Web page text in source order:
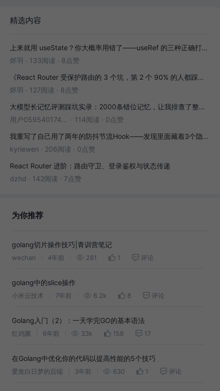
精选内容
上来就用 useState？你大概率用错了——useRef 的三种正确打开方式
烬羽 · 133阅读 · 8点赞
《React Router 受保护路由的 3 个坑，第 2 个 90% 的人都踩过》
烬羽 · 127阅读 · 8点赞
大模型长记忆评测踩坑实录：2000条错位记忆，让我排查了整整3小时
用户05954017446 · 114阅读 · 0点赞
我重写了自己用了两年的防抖节流Hook——发现里面藏着3个隐藏bug
kyriewen · 206阅读 · 0点赞
React Router 进阶：路由守卫、登录鉴权与状态传递
dzhd · 142阅读 · 7点赞
为你推荐
golang切片操作技巧|青训营笔记
wechan 4年前 281 1 评论
golang中的slice操作
小米云技术 7年前 6.2k 8 评论
Golang入门（2）：一天学完GO的基本语法
红鸡菌 6年前 33k 158 17
在Golang中优化你的代码以提高性能的5个技巧
爱发白日梦的后端 3年前 630 1 评论